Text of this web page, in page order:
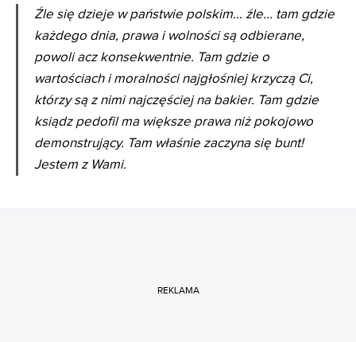
Źle się dzieje w państwie polskim... źle... tam gdzie
każdego dnia, prawa i wolności są odbierane,
powoli acz konsekwentnie. Tam gdzie o
wartościach i moralności najgłośniej krzyczą Ci,
którzy są z nimi najczęściej na bakier. Tam gdzie
ksiądz pedofil ma większe prawa niż pokojowo
demonstrujący. Tam właśnie zaczyna się bunt!
Jestem z Wami.
REKLAMA